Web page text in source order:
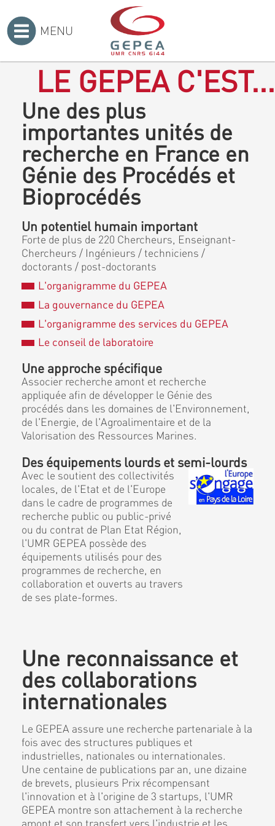
MENU
LE GEPEA C'EST...
Une des plus
importantes unités de
recherche en France en
Génie des Procédés et
Bioprocédés
Un potentiel humain important
Forte de plus de 220 Chercheurs, Enseignant-
Chercheurs / Ingénieurs / techniciens /
doctorants / post-doctorants
L'organigramme du GEPEA
La gouvernance du GEPEA
L'organigramme des services du GEPEA
Le conseil de laboratoire
Une approche spécifique
Associer recherche amont et recherche
appliquée afin de développer le Génie des
procédés dans les domaines de l'Environnement,
de l'Energie, de l'Agroalimentaire et de la
Valorisation des Ressources Marines.
Des équipements lourds et semi-lourds
Avec le soutient des collectivités
locales, de l'Etat et de l'Europe
dans le cadre de programmes de
recherche public ou public-privé
ou du contrat de Plan Etat Région,
l'UMR GEPEA possède des
équipements utilisés pour des
programmes de recherche, en
collaboration et ouverts au travers
de ses plate-formes.
Une reconnaissance et
des collaborations
internationales
Le GEPEA assure une recherche partenariale à la
fois avec des structures publiques et
industrielles, nationales ou internationales.
Une centaine de publications par an, une dizaine
de brevets, plusieurs Prix récompensant
l'innovation et à l'origine de 3 startups, l'UMR
GEPEA montre son attachement à la recherche
amont et son transfert vers l'industrie et les